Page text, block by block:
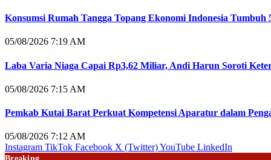
Konsumsi Rumah Tangga Topang Ekonomi Indonesia Tumbuh
05/08/2026 7:19 AM
Laba Varia Niaga Capai Rp3,62 Miliar, Andi Harun Soroti
05/08/2026 7:15 AM
Pemkab Kutai Barat Perkuat Kompetensi Aparatur dalam
05/08/2026 7:12 AM
Instagram TikTok Facebook X (Twitter)YouTube LinkedIn